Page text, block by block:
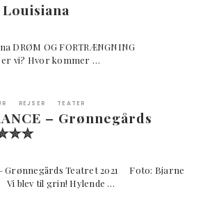
DRØM OG FORTRÆNGNING
Hvor kommer …
REJSER TEATER
– Grønnegårds
– Grønnegårds Teatret 2021 Foto: Bjarne
til grin! Hylende …